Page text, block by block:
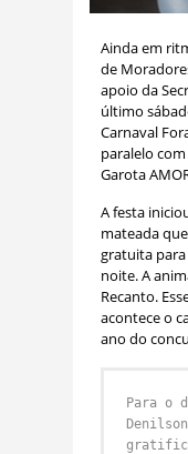
Ainda em
de
apoio da
último
Carnaval
paralelo
Garota
A festa
mateada
gratuita
noite. A
Recanto.
acontece o
ano do
Para o